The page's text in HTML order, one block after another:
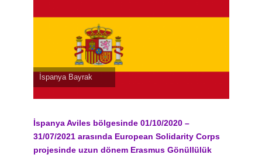
İspanya Bayrak
İspanya Aviles bölgesinde 01/10/2020 –
31/07/2021 arasında European Solidarity Corps
projesinde uzun dönem Erasmus Gönüllülük